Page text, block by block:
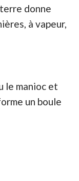
donne
à vapeur,
le manioc et
un boule